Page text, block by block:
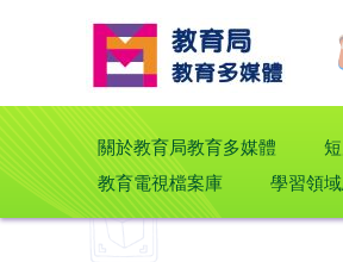
關於教育局教育多媒體
教育電視檔案庫
學習領